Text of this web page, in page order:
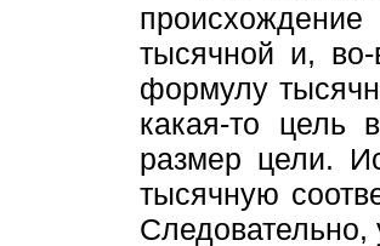
тысячной и,
формулу
какая-то цель
размер цели.
тысячную
Следовательно,